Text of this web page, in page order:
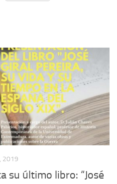
2019
su último libro: “José